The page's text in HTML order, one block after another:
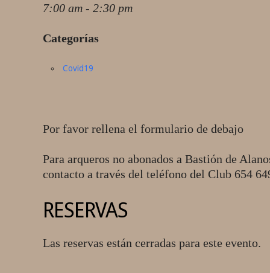
7:00 am - 2:30 pm
Categorías
Covid19
Por favor rellena el formulario de debajo
Para arqueros no abonados a Bastión de
contacto a través del teléfono del Club 654
RESERVAS
Las reservas están cerradas para este evento.